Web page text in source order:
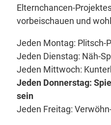
Elternchancen-
vorbeischauen und
Jeden Montag: Plitsch-
Jeden Dienstag: Näh-
Jeden Mittwoch:
Jeden Donnerstag:
sein
Jeden Freitag: